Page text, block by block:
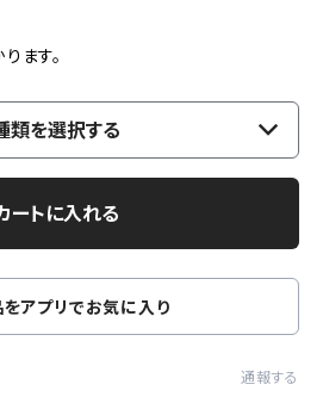
ます。
類を選択する
ートに入れる
アプリでお気に入り
通報する